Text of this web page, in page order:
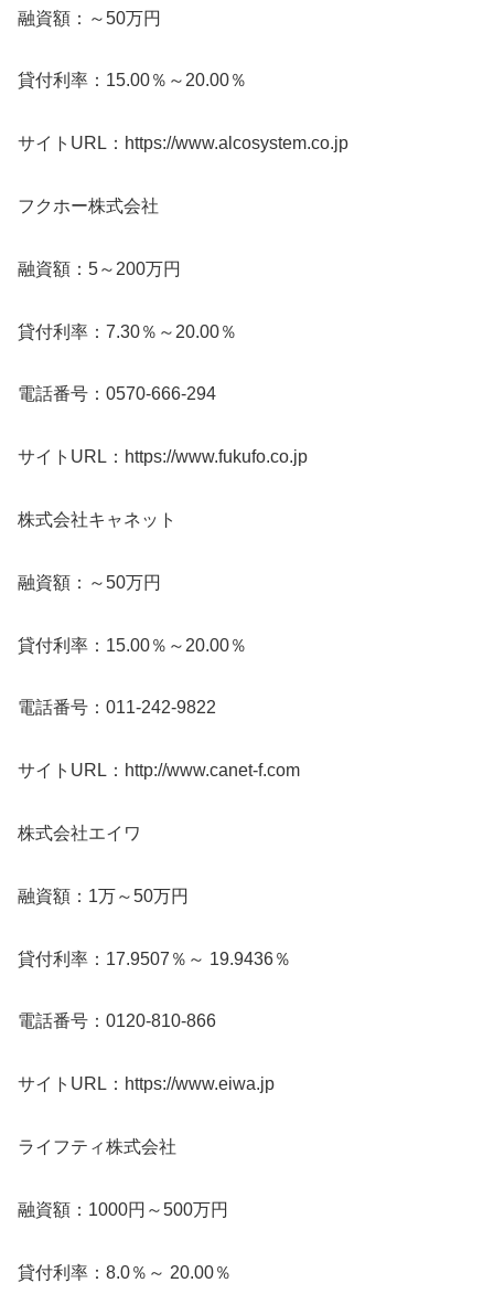
融資額：～50万円
貸付利率：15.00％～20.00％
サイトURL：https://www.alcosystem.co.jp
フクホー株式会社
融資額：5～200万円
貸付利率：7.30％～20.00％
電話番号：0570-666-294
サイトURL：https://www.fukufo.co.jp
株式会社キャネット
融資額：～50万円
貸付利率：15.00％～20.00％
電話番号：011-242-9822
サイトURL：http://www.canet-f.com
株式会社エイワ
融資額：1万～50万円
貸付利率：17.9507％～ 19.9436％
電話番号：0120-810-866
サイトURL：https://www.eiwa.jp
ライフティ株式会社
融資額：1000円～500万円
貸付利率：8.0％～ 20.00％